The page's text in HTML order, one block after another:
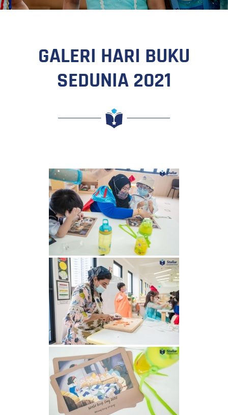
GALERI HARI BUKU
SEDUNIA 2021